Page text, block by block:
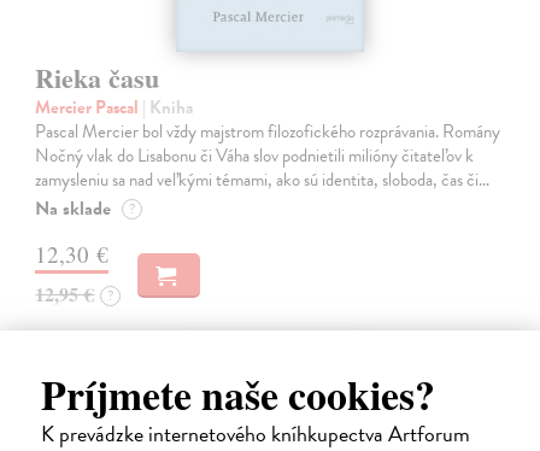
Príjmete naše cookies?
K prevádzke internetového kníhkupectva Artforum
Rieka času
Mercier Pascal | Kniha
Pascal Mercier bol vždy majstrom filozofického rozprávania. Romány
Nočný vlak do Lisabonu či Váha slov podnietili milióny čitateľov k
zamysleniu sa nad veľkými témami, ako sú identita, sloboda, čas či…
Na sklade ?
12,30 €
12,95 € ?
novinka